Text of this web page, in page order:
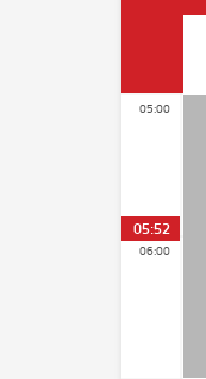
05:00
06:00
05:52